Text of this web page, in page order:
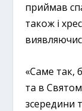
приймав
також і
«Саме так,
та в
зсередини